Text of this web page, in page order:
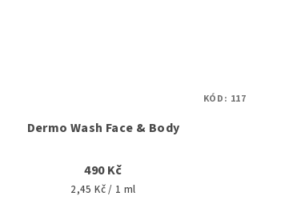
Dermo Wash Face & Body
490 Kč
Měrná
2,45 Kč / 1 ml
KÓD: 117